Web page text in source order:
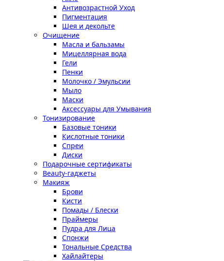
Антивозрастной Уход
Пигментация
Шея и декольте
Очищение
Масла и бальзамы
Мицеллярная вода
Гели
Пенки
Молочко / Эмульсии
Мыло
Маски
Аксессуары для Умывания
Тонизирование
Базовые тоники
Кислотные тоники
Спреи
Диски
Подарочные сертификаты
Beauty-гаджеты
Макияж
Брови
Кисти
Помады / Блески
Праймеры
Пудра для Лица
Спонжи
Тональные Средства
Хайлайтеры